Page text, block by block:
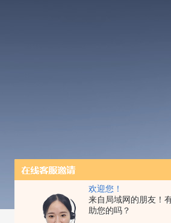
欢迎您！
来自局域网的朋友！
助您的吗？